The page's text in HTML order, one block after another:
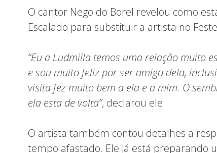
O cantor Nego do Borel revelou como
Escalado para substituir a artista no
“Eu a Ludmilla temos uma relação muito
e sou muito feliz por ser amigo dela,
visita fez muito bem a ela e a mim. O
ela esta de volta”, declarou ele.
O artista também contou detalhes a
tempo afastado. Ele já está preparando